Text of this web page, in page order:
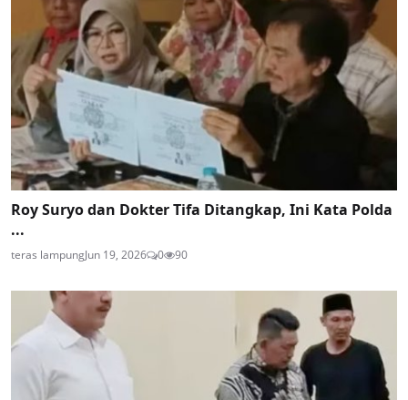
Roy Suryo dan Dokter Tifa Ditangkap, Ini Kata Polda
...
teras lampungJun 19, 2026 0 90